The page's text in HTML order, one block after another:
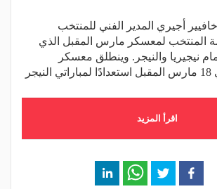
أجيري المدير الفني للمنتخب
المنتخب لمعسكر مارس المقبل الذي
نيجيريا والنيجر. وينطلق معسكر
اقرأ المزيد